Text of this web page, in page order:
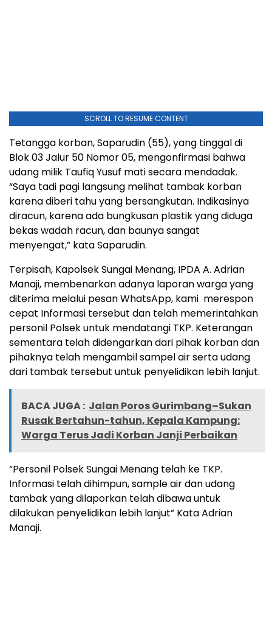
SCROLL TO RESUME CONTENT
Tetangga korban, Saparudin (55), yang tinggal di
Blok 03 Jalur 50 Nomor 05, mengonfirmasi bahwa
udang milik Taufiq Yusuf mati secara mendadak.
“Saya tadi pagi langsung melihat tambak korban
karena diberi tahu yang bersangkutan. Indikasinya
diracun, karena ada bungkusan plastik yang diduga
bekas wadah racun, dan baunya sangat
menyengat,” kata Saparudin.
Terpisah, Kapolsek Sungai Menang, IPDA A. Adrian
Manaji, membenarkan adanya laporan warga yang
diterima melalui pesan WhatsApp, kami merespon
cepat Informasi tersebut dan telah memerintahkan
personil Polsek untuk mendatangi TKP. Keterangan
sementara telah didengarkan dari pihak korban dan
pihaknya telah mengambil sampel air serta udang
dari tambak tersebut untuk penyelidikan lebih lanjut.
BACA JUGA : Jalan Poros Gurimbang–Sukan
Rusak Bertahun-tahun, Kepala Kampung:
Warga Terus Jadi Korban Janji Perbaikan
“Personil Polsek Sungai Menang telah ke TKP.
Informasi telah dihimpun, sample air dan udang
tambak yang dilaporkan telah dibawa untuk
dilakukan penyelidikan lebih lanjut” Kata Adrian
Manaji.